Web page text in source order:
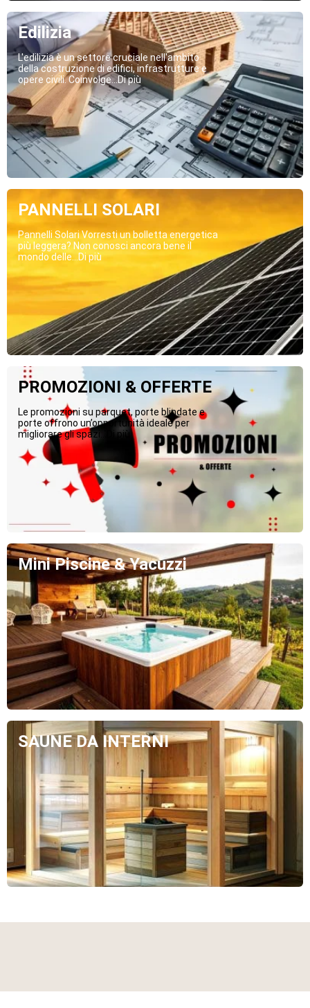
Edilizia
L'edilizia è un settore cruciale nell'ambito
della costruzione di edifici, infrastrutture e
opere civili. Coinvolge...Di più
PANNELLI SOLARI
Pannelli Solari Vorresti un bolletta energetica
più leggera? Non conosci ancora bene il
mondo delle...Di più
PROMOZIONI & OFFERTE
Le promozioni su parquet, porte blindate e
porte offrono un’opportunità ideale per
migliorare gli spazi...Di più
Mini Piscine & Yacuzzi
SAUNE DA INTERNI